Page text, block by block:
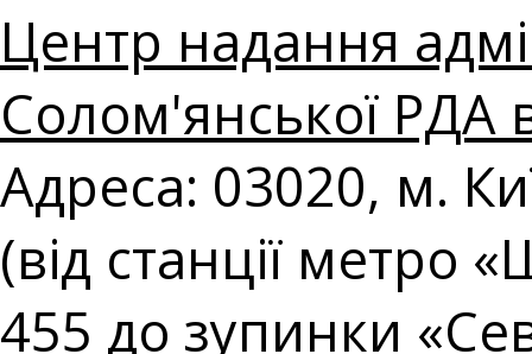
Центр надання
Солом'янської РДА
Адреса: 03020, м.
(від станції метро
455 до зупинки